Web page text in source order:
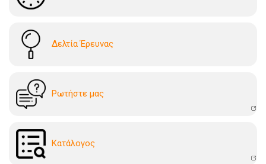
Δελτία Έρευνας
Ρωτήστε μας
Kατάλογoς